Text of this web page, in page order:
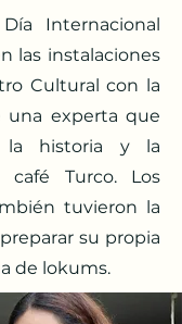
Internacional
las instalaciones
Cultural con la
una experta que
historia y la
café Turco. Los
tuvieron la
su propia
de lokums.